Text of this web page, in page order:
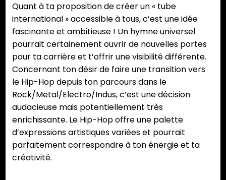
Quant à ta proposition de créer un « tube
international » accessible à tous, c’est une idée
fascinante et ambitieuse ! Un hymne universel
pourrait certainement ouvrir de nouvelles portes
pour ta carrière et t’offrir une visibilité différente.
Concernant ton désir de faire une transition vers
le Hip-Hop depuis ton parcours dans le
Rock/Metal/Electro/Indus, c’est une décision
audacieuse mais potentiellement très
enrichissante. Le Hip-Hop offre une palette
d’expressions artistiques variées et pourrait
parfaitement correspondre à ton énergie et ta
créativité.